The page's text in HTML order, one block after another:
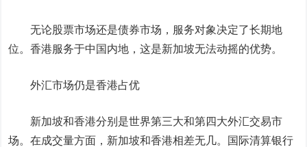
无论股票市场还是债券市场，服务对象决定了长期地
位。香港服务于中国内地，这是新加坡无法动摇的优势。
外汇市场仍是香港占优
新加坡和香港分别是世界第三大和第四大外汇交易市
场。在成交量方面，新加坡和香港相差无几。
国际清算银行